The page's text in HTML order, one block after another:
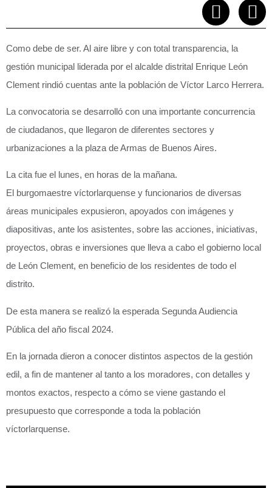
Como debe de ser. Al aire libre y con total transparencia, la
gestión municipal liderada por el alcalde distrital Enrique León
Clement rindió cuentas ante la población de Víctor Larco Herrera.
La convocatoria se desarrolló con una importante concurrencia
de ciudadanos, que llegaron de diferentes sectores y
urbanizaciones a la plaza de Armas de Buenos Aires.
La cita fue el lunes, en horas de la mañana.
El burgomaestre víctorlarquense y funcionarios de diversas
áreas municipales expusieron, apoyados con imágenes y
diapositivas, ante los asistentes, sobre las acciones, iniciativas,
proyectos, obras e inversiones que lleva a cabo el gobierno local
de León Clement, en beneficio de los residentes de todo el
distrito.
De esta manera se realizó la esperada Segunda Audiencia
Pública del año fiscal 2024.
En la jornada dieron a conocer distintos aspectos de la gestión
edil, a fin de mantener al tanto a los moradores, con detalles y
montos exactos, respecto a cómo se viene gastando el
presupuesto que corresponde a toda la población
víctorlarquense.